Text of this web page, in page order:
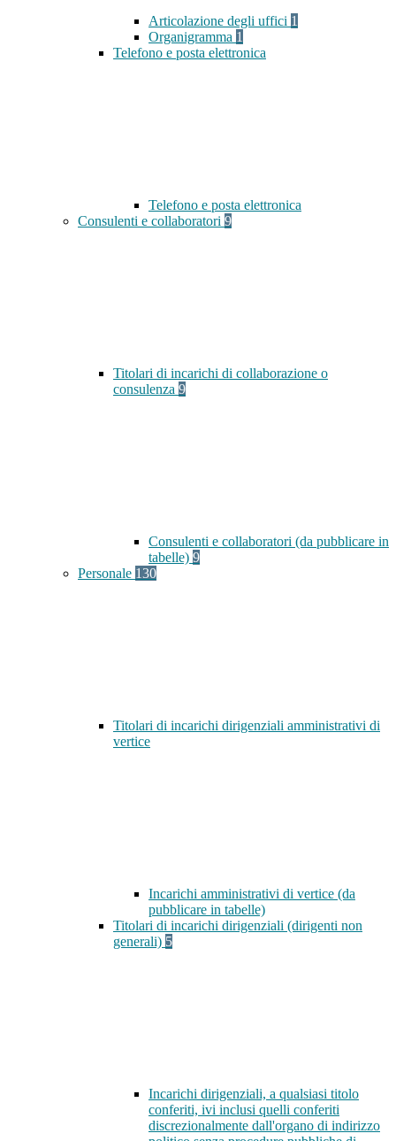
Articolazione degli uffici 1
Organigramma 1
Telefono e posta elettronica
Telefono e posta elettronica
Consulenti e collaboratori 9
Titolari di incarichi di collaborazione o
consulenza 9
Consulenti e collaboratori (da pubblicare in
tabelle) 9
Personale 130
Titolari di incarichi dirigenziali amministrativi di
vertice
Incarichi amministrativi di vertice (da
pubblicare in tabelle)
Titolari di incarichi dirigenziali (dirigenti non
generali) 5
Incarichi dirigenziali, a qualsiasi titolo
conferiti, ivi inclusi quelli conferiti
discrezionalmente dall'organo di indirizzo